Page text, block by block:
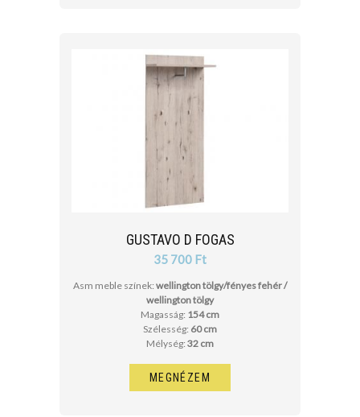
GUSTAVO D FOGAS
35 700 Ft
Asm meble színek: wellington tölgy/fényes fehér /
wellington tölgy
Magasság: 154 cm
Szélesség: 60 cm
Mélység: 32 cm
MEGNÉZEM